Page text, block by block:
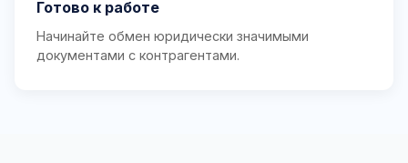
Готово к работе
Начинайте обмен юридически значимыми
документами с контрагентами.